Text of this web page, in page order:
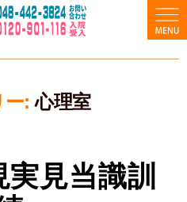
ー: 心理室
見当識訓